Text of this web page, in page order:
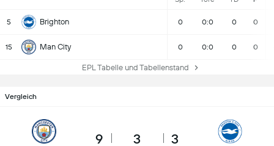
5 Brighton 0 0:0 0 0
15 Man City 0 0:0 0 0
EPL Tabelle und Tabellenstand
Vergleich
9 3 3